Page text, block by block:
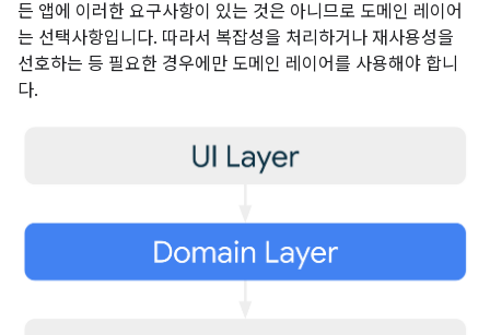
든 앱에 이러한 요구사항이 있는 것은 아니므로 도메인 레이어
는 선택사항입니다. 따라서 복잡성을 처리하거나 재사용성을
선호하는 등 필요한 경우에만 도메인 레이어를 사용해야 합니
다.